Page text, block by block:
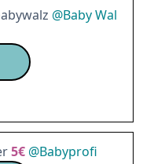
@Baby Wal
5€ @Babyprofi